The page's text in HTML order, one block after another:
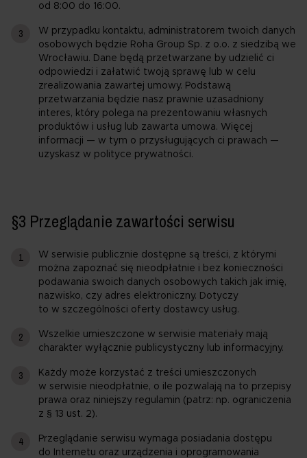
od 8:00 do 16:00.
W przypadku kontaktu, administratorem twoich danych
osobowych będzie Roha Group Sp. z o.o. z siedzibą we
Wrocławiu. Dane będą przetwarzane by udzielić ci
odpowiedzi i załatwić twoją sprawę lub w celu
zrealizowania zawartej umowy. Podstawą
przetwarzania będzie nasz prawnie uzasadniony
interes, który polega na prezentowaniu własnych
produktów i usług lub zawarta umowa. Więcej
informacji — w tym o przysługujących ci prawach —
uzyskasz w polityce prywatności.
§3 Przeglądanie zawartości serwisu
W serwisie publicznie dostępne są treści, z którymi
można zapoznać się nieodpłatnie i bez konieczności
podawania swoich danych osobowych takich jak imię,
nazwisko, czy adres elektroniczny. Dotyczy
to w szczególności oferty dostawcy usług.
Wszelkie umieszczone w serwisie materiały mają
charakter wyłącznie publicystyczny lub informacyjny.
Każdy może korzystać z treści umieszczonych
w serwisie nieodpłatnie, o ile pozwalają na to przepisy
prawa oraz niniejszy regulamin (patrz: np. ograniczenia
z § 13 ust. 2).
Przeglądanie serwisu wymaga posiadania dostępu
do Internetu oraz urządzenia i oprogramowania